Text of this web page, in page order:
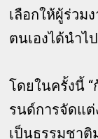
เลือกให้ผู้ร่วม
ตนเองได้นำไ
โดยในครั้งนี้
รนด์การจัดแต่
เป็นธรรมชาติ